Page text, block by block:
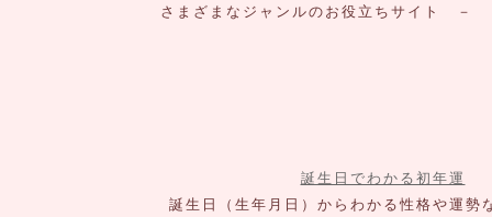
さまざまなジャンルのお役立ちサイト －
誕生日でわかる初年運
誕生日（生年月日）からわかる性格や運勢